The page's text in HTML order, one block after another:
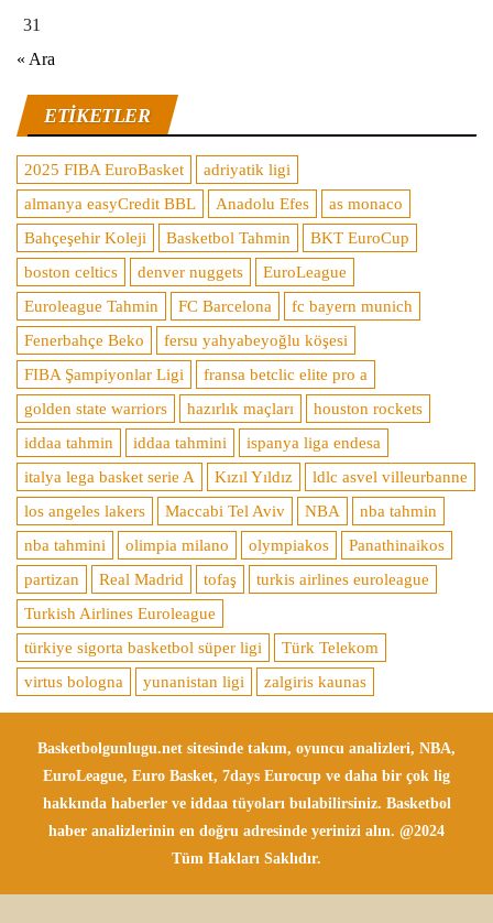
31
« Ara
ETIKETLER
2025 FIBA EuroBasket
adriyatik ligi
almanya easyCredit BBL
Anadolu Efes
as monaco
Bahçeşehir Koleji
Basketbol Tahmin
BKT EuroCup
boston celtics
denver nuggets
EuroLeague
Euroleague Tahmin
FC Barcelona
fc bayern munich
Fenerbahçe Beko
fersu yahyabeyoğlu köşesi
FIBA Şampiyonlar Ligi
fransa betclic elite pro a
golden state warriors
hazırlık maçları
houston rockets
iddaa tahmin
iddaa tahmini
ispanya liga endesa
italya lega basket serie A
Kızıl Yıldız
ldlc asvel villeurbanne
los angeles lakers
Maccabi Tel Aviv NBA
nba tahmin
nba tahmini
olimpia milano olympiakos
Panathinaikos
partizan
Real Madrid tofaş
turkis airlines euroleague
Turkish Airlines Euroleague
türkiye sigorta basketbol süper ligi
Türk Telekom
virtus bologna
yunanistan ligi zalgiris kaunas
Basketbolgunlugu.net sitesinde takım, oyuncu analizleri, NBA,
EuroLeague, Euro Basket, 7days Eurocup ve daha bir çok lig
hakkında haberler ve iddaa tüyoları bulabilirsiniz. Basketbol
haber analizlerinin en doğru adresinde yerinizi alın. @2024
Tüm Hakları Saklıdır.